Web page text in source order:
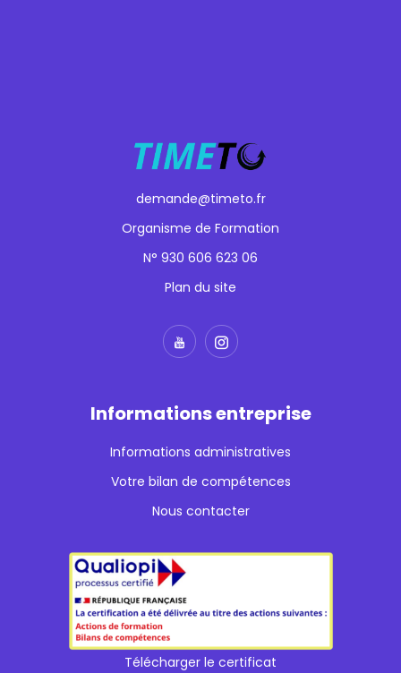
demande@timeto.fr
Organisme de Formation
N° 930 606 623 06
Plan du site
Informations entreprise
Informations administratives
Votre bilan de compétences
Nous contacter
Télécharger le certificat